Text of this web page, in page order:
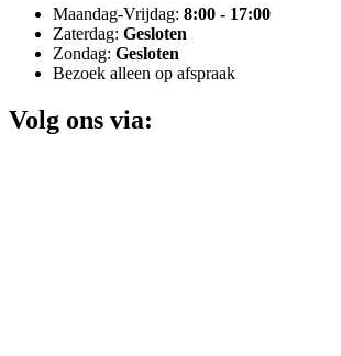
Maandag-Vrijdag: 8:00 - 17:00
Zaterdag: Gesloten
Zondag: Gesloten
Bezoek alleen op afspraak
Volg ons via: